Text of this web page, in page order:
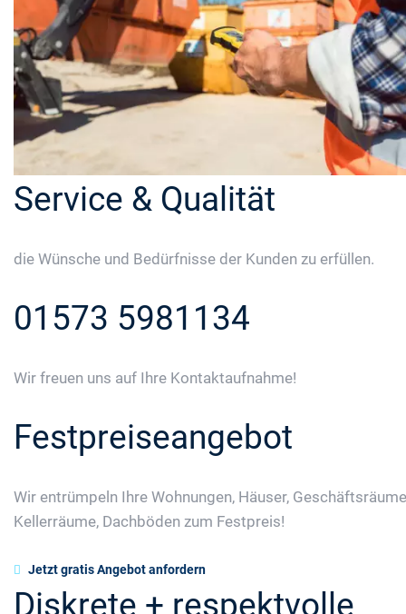
Service & Qualität
die Wünsche und Bedürfnisse der Kunden zu erfüllen.
01573 5981134
Wir freuen uns auf Ihre Kontaktaufnahme!
Festpreiseangebot
Wir entrümpeln Ihre Wohnungen, Häuser,
Kellerräume, Dachböden zum Festpreis!
Jetzt gratis Angebot anfordern
Diskrete + respektvolle